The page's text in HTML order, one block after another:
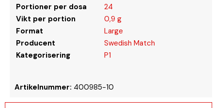
Portioner per dosa
24
Vikt per portion
0,9 g
Format
Large
Producent
Swedish Match
Kategorisering
P1
Artikelnummer: 400985-10